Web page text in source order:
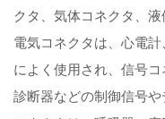
クタ、気体コネクタ、
電気コネクタは、心電
によく使用され、信号
診断器などの制御信号